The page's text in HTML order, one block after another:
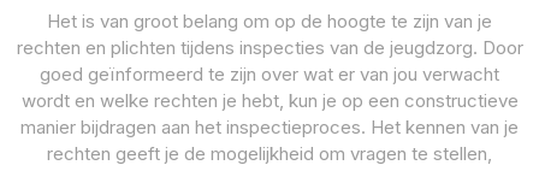
Het is van groot belang om op de hoogte te zijn van je
rechten en plichten tijdens inspecties van de jeugdzorg. Door
goed geïnformeerd te zijn over wat er van jou verwacht
wordt en welke rechten je hebt, kun je op een constructieve
manier bijdragen aan het inspectieproces. Het kennen van je
rechten geeft je de mogelijkheid om vragen te stellen,